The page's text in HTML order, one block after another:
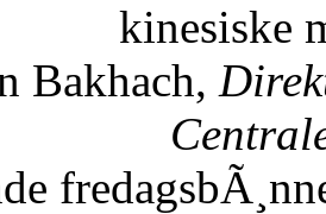
kinesiske
Bakhach,